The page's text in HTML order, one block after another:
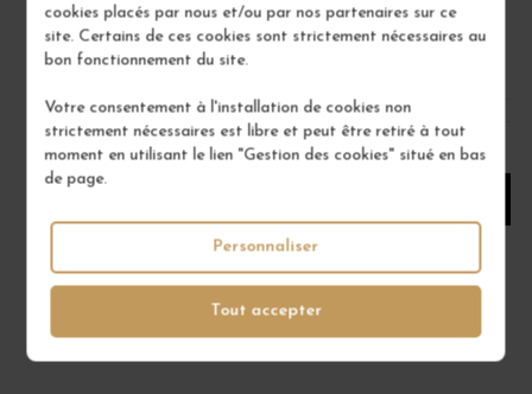
cookies placés par nous et/ou par nos partenaires sur ce
site. Certains de ces cookies sont strictement nécessaires au
bon fonctionnement du site.
Votre consentement à l'installation de cookies non
strictement nécessaires est libre et peut être retiré à tout
moment en utilisant le lien "Gestion des cookies" situé en bas
de page.
Tout accepter
Personnaliser
45,00 €